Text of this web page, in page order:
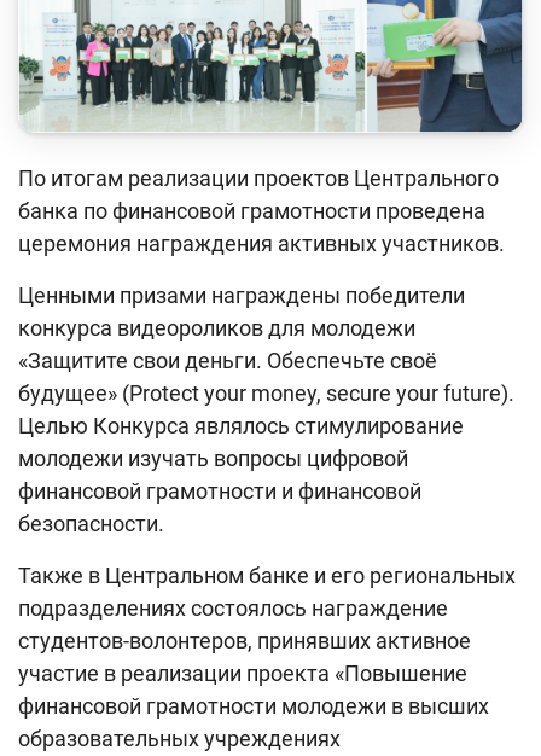
Учебные материалы
Интерактивные услуги
Фотогалерея
О проекте
Поиск по сайту
По итогам реализации проектов Центрального
банка по финансовой грамотности проведена
церемония награждения активных участников.
Ценными призами награждены победители
конкурса видеороликов для молодежи
«Защитите свои деньги. Обеспечьте своё
будущее» (Protect your money, secure your future).
Целью Конкурса являлось стимулирование
молодежи изучать вопросы цифровой
финансовой грамотности и финансовой
безопасности.
Также в Центральном банке и его региональных
подразделениях состоялось награждение
студентов-волонтеров, принявших активное
участие в реализации проекта «Повышение
финансовой грамотности молодежи в высших
образовательных учреждениях